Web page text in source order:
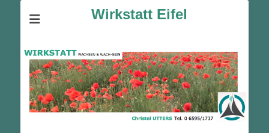
Wirkstatt Eifel